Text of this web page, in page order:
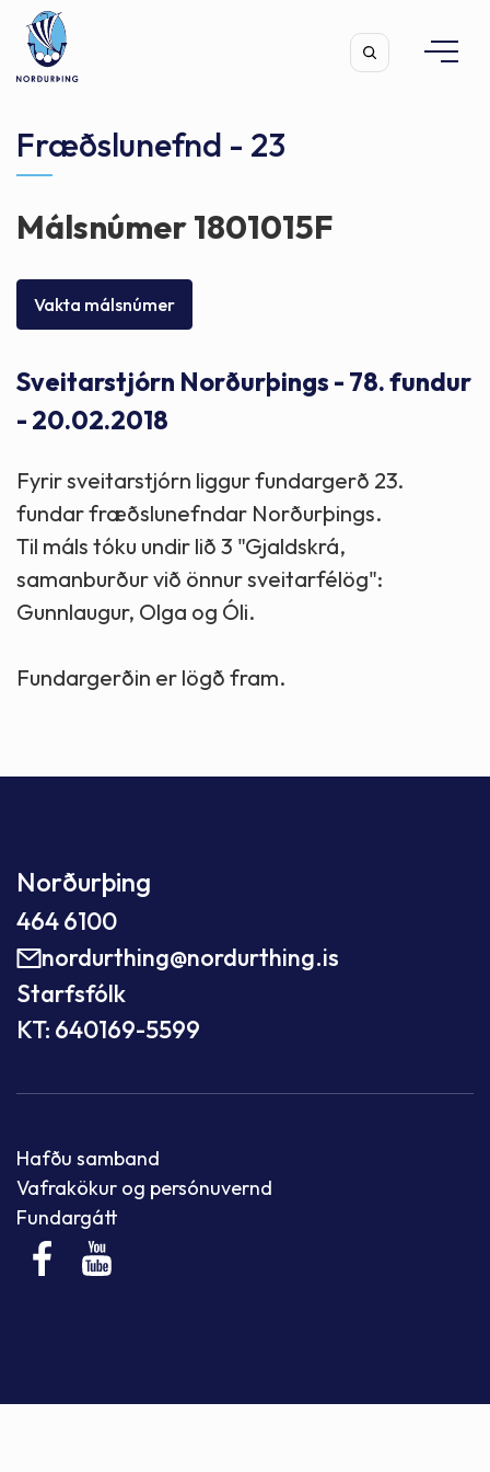
Leita
Fræðslunefnd - 23
Málsnúmer 1801015F
Vakta málsnúmer
Sveitarstjórn Norðurþings - 78. fundur
- 20.02.2018
Fyrir sveitarstjórn liggur fundargerð 23.
fundar fræðslunefndar Norðurþings.
Til máls tóku undir lið 3 "Gjaldskrá,
samanburður við önnur sveitarfélög":
Gunnlaugur, Olga og Óli.
Fundargerðin er lögð fram.
Norðurþing
464 6100
nordurthing@nordurthing.is
Starfsfólk
KT: 640169-5599
Hafðu samband
Vafrakökur og persónuvernd
Fundargátt